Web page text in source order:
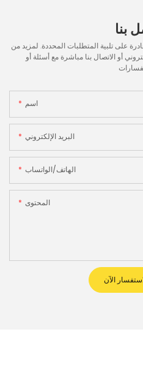
بنا
على تلبية المتطلبات المحددة. لمزيد من
أو الاتصال بنا مباشرة مع أسئلة أو
اسم
البريد الإلكتروني
الهاتف/الواتساب
المحتوى
الآن